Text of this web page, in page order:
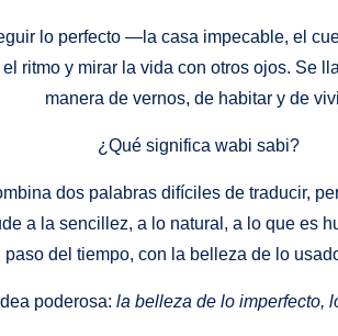
lo perfecto —la casa impecable, el
ritmo y mirar la vida con otros ojos. Se
manera de vernos, de habitar y de
¿Qué significa wabi sabi?
dos palabras difíciles de traducir,
a la sencillez, a lo natural, a lo que es
del tiempo, con la belleza de lo
poderosa: la belleza de lo imperfecto,